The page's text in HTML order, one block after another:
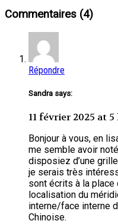
Commentaires (4)
Répondre
Sandra says:
11 février 2025 at
Bonjour à vous, en
me semble avoir
disposiez d’une
je serais très
sont écrits à la
localisation du
interne/face interne
Chinoise.